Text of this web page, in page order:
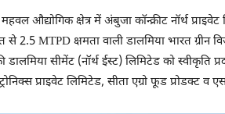
औद्योगिक क्षेत्र में अंबुजा कॉन्क्रीट नॉर्थ
2.5 MTPD क्षमता वाली डालमिया भारत
सीमेंट (नॉर्थ ईस्ट) लिमिटेड को स्वीकृति
प्राइवेट लिमिटेड, सीता एग्रो फूड प्रोडक्ट व